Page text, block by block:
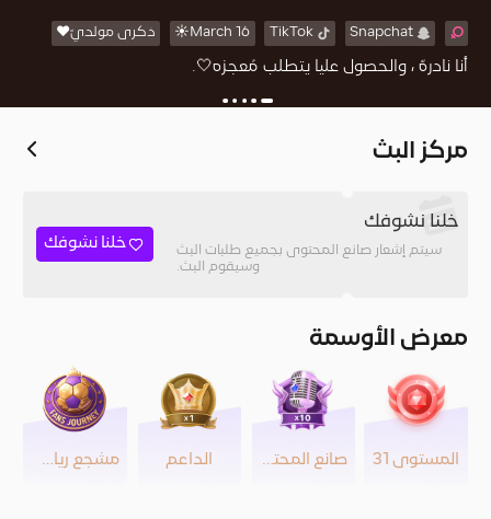
Snapchat
TikTok
March 16☀️ ذكرى مولديّ♥️
أنا نادرهّ ، والحصول عليا يتطلب مُعجزه🤍.
مركز البث
خلنا نشوفك
سيتم إشعار صانع المحتوى بجميع طلبات البث
وسيقوم البث.
خلنا نشوفك
معرض الأوسمة
المستوى 31 صانع المحتوى الداعم مشجع رياضي